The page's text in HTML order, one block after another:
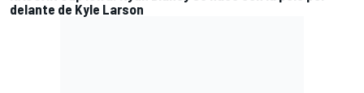
delante de Kyle Larson